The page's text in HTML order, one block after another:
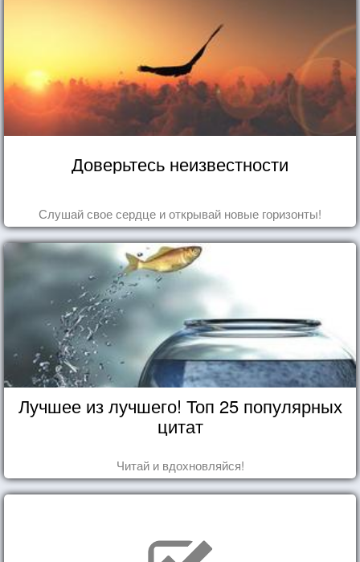
Доверьтесь неизвестности
Слушай свое сердце и открывай новые горизонты!
Лучшее из лучшего! Топ 25 популярных
цитат
Читай и вдохновляйся!